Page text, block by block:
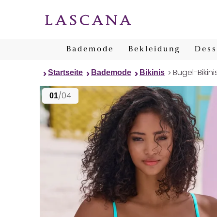
Bademode Bekleidung
Startseite Bademode Bikinis Bügel-
01/04